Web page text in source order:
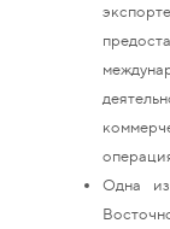
Одна из